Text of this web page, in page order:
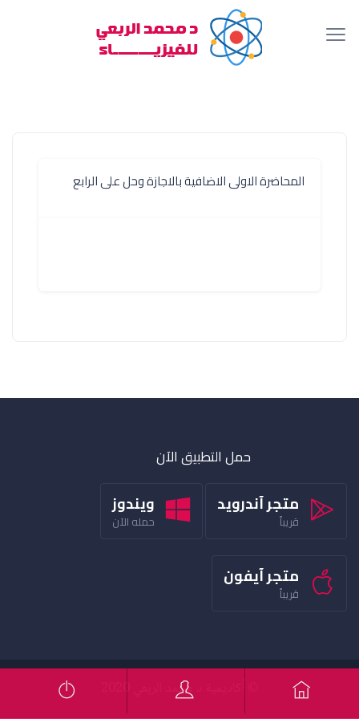
المحاضرة الاولى الاضافية بالاجازة وحل على الرابع
حمل التطبيق الآن
متجر آندرويد
قريباً
ويندوز
حمله الآن
متجر آيفون
قريباً
© أكاديمية د محمد الربعي 2020